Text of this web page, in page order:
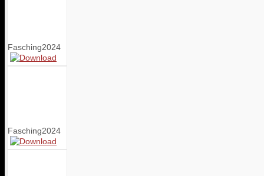
Fasching2024
Fasching2024